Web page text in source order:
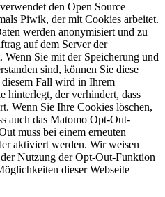
den Open Source
Piwik, der mit Cookies arbeitet.
werden anonymisiert und zu
auf dem Server der
Sie mit der Speicherung und
sind, können Sie diese
Fall wird in Ihrem
hinterlegt, der verhindert, dass
Wenn Sie Ihre Cookies löschen,
auch das Matomo Opt-Out-
muss bei einem erneuten
aktiviert werden. Wir weisen
Nutzung der Opt-Out-Funktion
dieser Webseite